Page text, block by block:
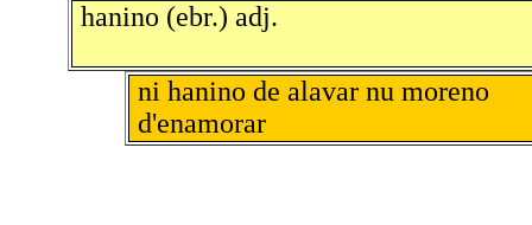
hanino (ebr.) adj.
ni hanino de alavar nu moreno
d'enamorar